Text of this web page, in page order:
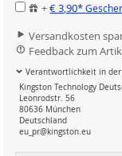
+€ 3,90*
Versandkosten
Feedback zum
Verantwortlichkeit in der
Kingston Technology
Leonrodstr. 56
80636 München
Deutschland
eu_pr@kingston.eu